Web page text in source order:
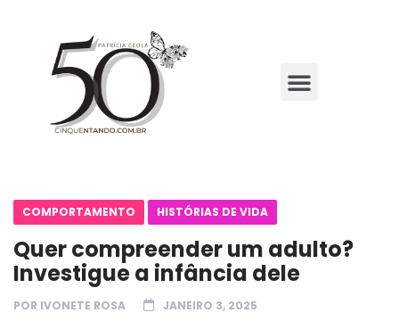
COMPORTAMENTO HISTÓRIAS DE VIDA
Quer compreender um adulto?
Investigue a infância dele
POR IVONETE ROSA JANEIRO 3, 2025